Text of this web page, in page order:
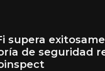
supera
de seguridad